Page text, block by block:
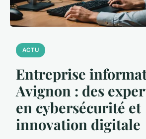
ACTU
Entreprise
Avignon : des
en cybersécurité et
innovation digitale